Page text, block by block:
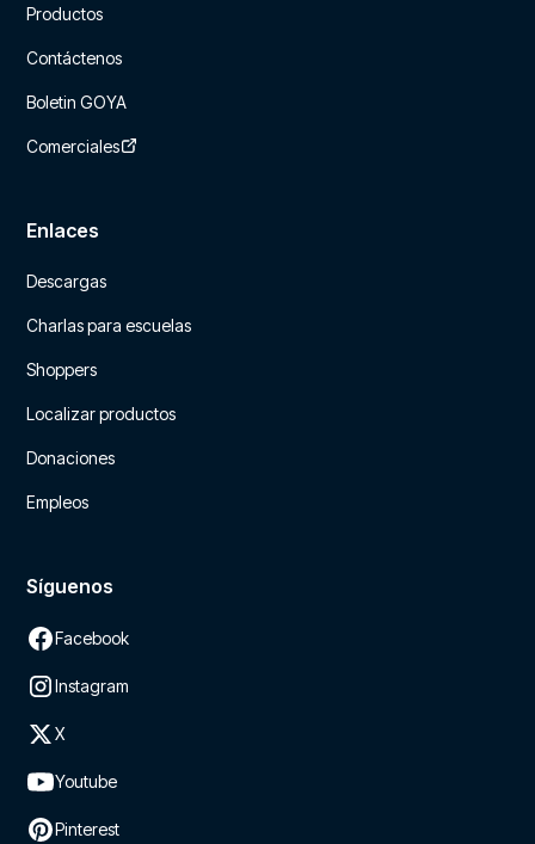
Productos
Contáctenos
Boletin GOYA
Comerciales
Enlaces
Descargas
Charlas para escuelas
Shoppers
Localizar productos
Donaciones
Empleos
Síguenos
Facebook
Instagram
X
Youtube
Pinterest